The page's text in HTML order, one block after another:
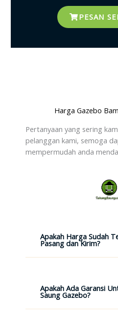
PESAN
Harga Gazebo
Pertanyaan yang sering
pelanggan kami, semoga
mempermudah anda
Apakah Harga Sudah
Pasang dan Kirim?
Apakah Ada Garansi
Saung Gazebo?